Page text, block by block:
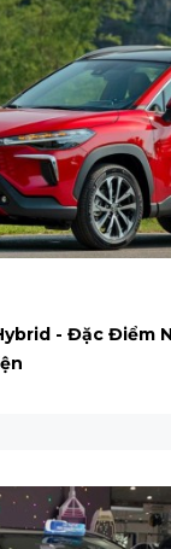
- Đặc Điểm